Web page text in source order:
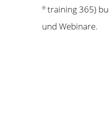
® training 365)
und Webinare.